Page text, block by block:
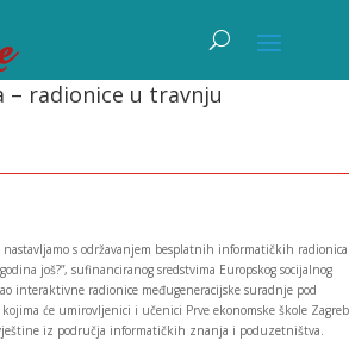
– radionice u travnju
s održavanjem besplatnih informatičkih radionica
još?”, sufinanciranog sredstvima Europskog socijalnog
interaktivne radionice međugeneracijske suradnje pod
će umirovljenici i učenici Prve ekonomske škole Zagreb
iz područja informatičkih znanja i poduzetništva.